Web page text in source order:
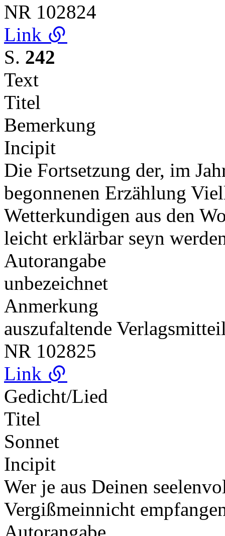
NR 102824
Link
S. 242
Text
Titel
Bemerkung
Incipit
Die Fortsetzung der, im
begonnenen Erzählung
Wetterkundigen aus den
leicht erklärbar seyn
Autorangabe
unbezeichnet
Anmerkung
auszufaltende
NR 102825
Link
Gedicht/Lied
Titel
Sonnet
Incipit
Wer je aus Deinen
Vergißmeinnicht
Autorangabe